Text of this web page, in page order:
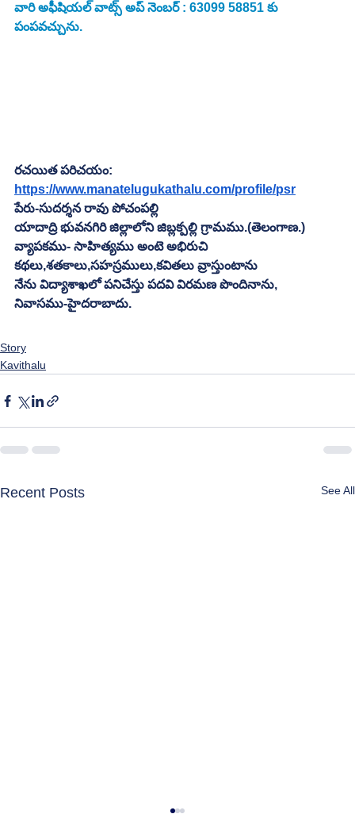
వారి అఫీషియల్ వాట్స్ అప్ నెంబర్ : 63099 58851 కు
పంపవచ్చును.
రచయిత పరిచయం:
https://www.manatelugukathalu.com/profile/psr
పేరు-సుదర్శన రావు పోచంపల్లి
యాదాద్రి భువనగిరి జిల్లాలోని జిబ్లక్పల్లి గ్రామము.(తెలంగాణ.)
వ్యాపకము- సాహిత్యము అంటె అభిరుచి
కథలు,శతకాలు,సహస్రములు,కవితలు వ్రాస్తుంటాను
నేను విద్యాశాఖలో పనిచేస్తు పదవి విరమణ పొందినాను,
నివాసము-హైదరాబాదు.
Story
Kavithalu
Recent Posts See All